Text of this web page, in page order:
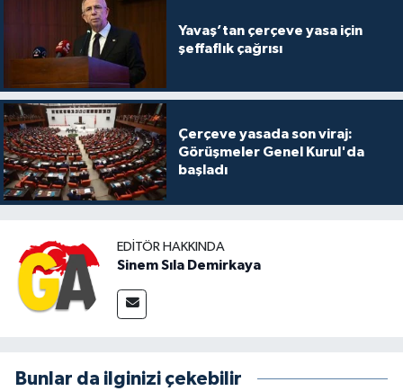
Yavaş’tan çerçeve yasa için
şeffaflık çağrısı
Çerçeve yasada son viraj:
Görüşmeler Genel Kurul'da
başladı
EDITÖR HAKKINDA
Sinem Sıla Demirkaya
Bunlar da ilginizi çekebilir